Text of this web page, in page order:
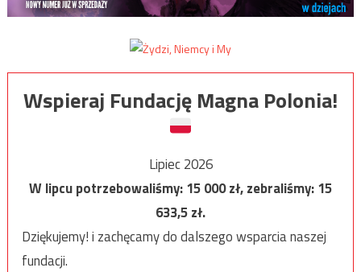
Wspieraj Fundację Magna Polonia!
Lipiec 2026
W lipcu potrzebowaliśmy:15 000zł, zebraliśmy:15
633,5zł.
Dziękujemy! i zachęcamy do dalszego wsparcia naszej
fundacji.